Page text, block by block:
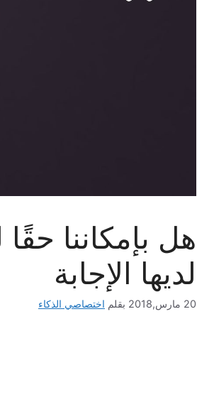
هل بإمكاننا
لديها الإجابة
20 مارس,2018 بقلم اختصاصي الذكاء